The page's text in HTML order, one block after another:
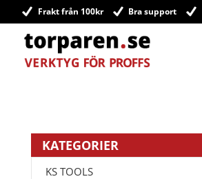
Frakt från 100kr Bra support
KATEGORIER
KS TOOLS